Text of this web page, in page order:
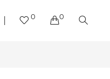
0 0